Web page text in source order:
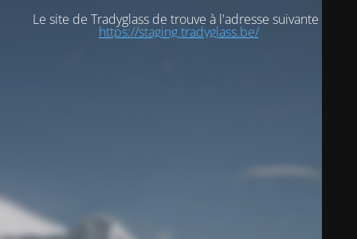
Le site de Tradyglass de trouve à l'adresse suivante :
https://staging.tradyglass.be/